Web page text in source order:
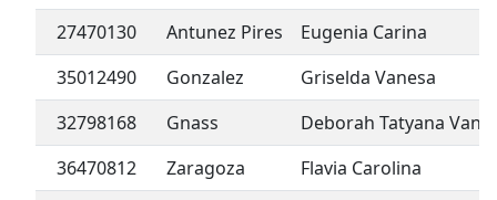
27470130
Antunez Pires
Eugenia Carina
35012490
Gonzalez
Griselda Vanesa
32798168
Gnass
Deborah Tatyana
36470812
Zaragoza
Flavia Carolina